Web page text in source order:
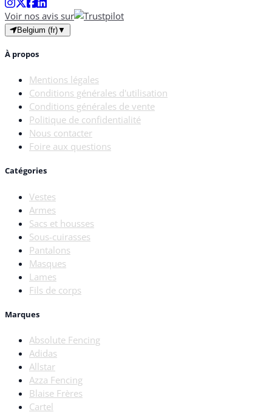
Voir nos avis sur
Belgium (fr)▼
À propos
Mentions légales
Conditions générales d'utilisation
Conditions générales de vente
Politique de confidentialité
Nous contacter
Foire aux questions
Catégories
Vestes
Armes
Sacs et housses
Sous-cuirasses
Pantalons
Masques
Lames
Fils de corps
Marques
Absolute Fencing
Adidas
Allstar
Azza Fencing
Blaise Frères
Cartel